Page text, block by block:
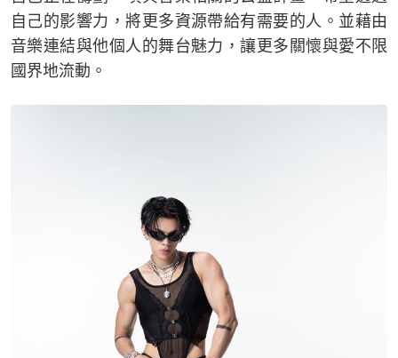
自己的影響力，將更多資源帶給有需要的人。並藉由
音樂連結與他個人的舞台魅力，讓更多關懷與愛不限
國界地流動。